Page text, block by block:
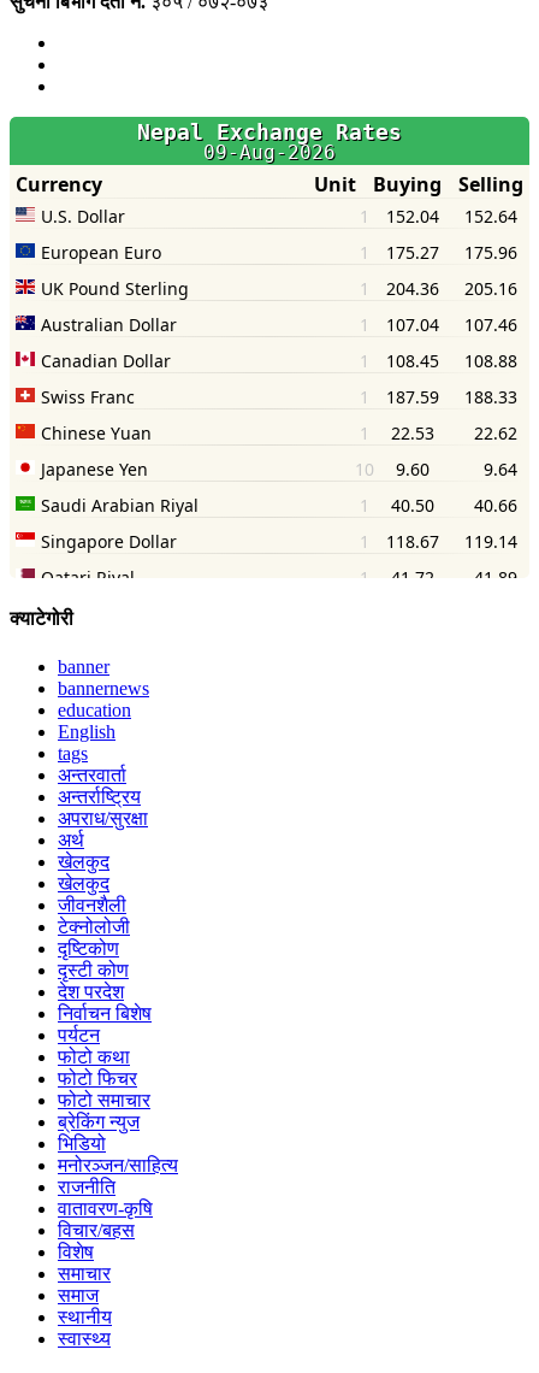
क्याटेगोरी
banner
bannernews
education
English
tags
अन्तरवार्ता
अन्तर्राष्ट्रिय
अपराध/सुरक्षा
अर्थ
खेलकुद
खेलकुद
जीवनशैली
टेक्नोलोजी
दृष्टिकोण
दृस्टी कोण
देश परदेश
निर्वाचन बिशेष
पर्यटन
फोटो कथा
फोटो फिचर
फोटो समाचार
ब्रेकिंग न्युज
भिडियो
मनोरञ्जन/साहित्य
राजनीति
वातावरण-कृषि
विचार/बहस
विशेष
समाचार
समाज
स्थानीय
स्वास्थ्य